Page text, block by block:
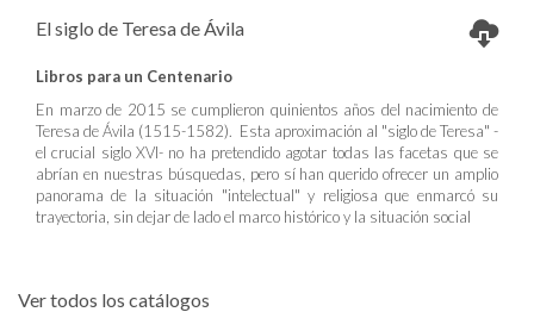
El siglo de Teresa de Ávila
Libros para un Centenario
En marzo de 2015 se cumplieron quinientos años del nacimiento de
Teresa de Ávila (1515-1582). Esta aproximación al "siglo de Teresa" -
el crucial siglo XVI- no ha pretendido agotar todas las facetas que se
abrían en nuestras búsquedas, pero sí han querido ofrecer un amplio
panorama de la situación "intelectual" y religiosa que enmarcó su
trayectoria, sin dejar de lado el marco histórico y la situación social
Ver todos los catálogos